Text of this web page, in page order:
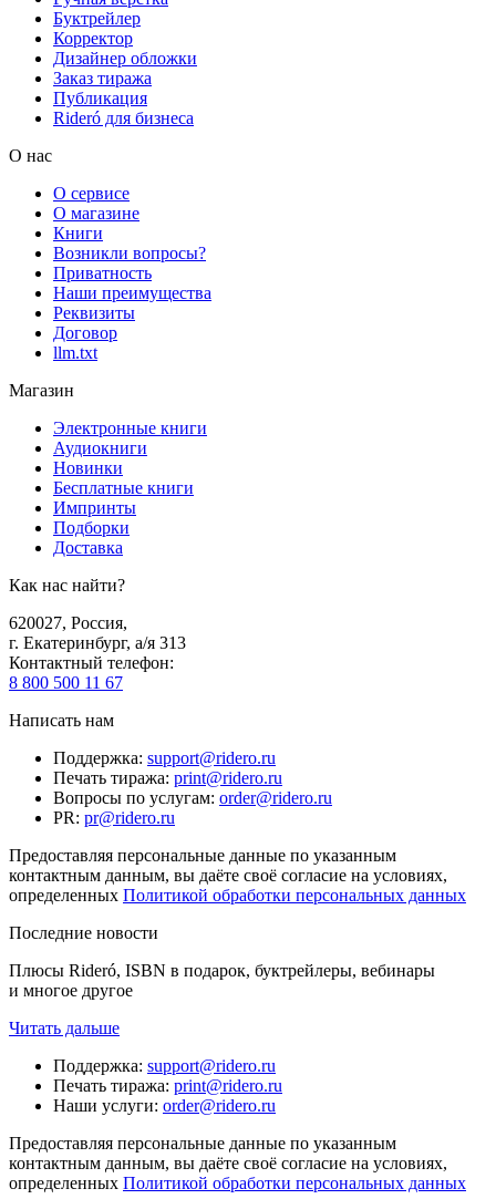
Буктрейлер
Корректор
Дизайнер обложки
Заказ тиража
Публикация
Rideró для бизнеса
О нас
О сервисе
О магазине
Книги
Возникли вопросы?
Приватность
Наши преимущества
Реквизиты
Договор
llm.txt
Магазин
Электронные книги
Аудиокниги
Новинки
Бесплатные книги
Импринты
Подборки
Доставка
Как нас найти?
620027, Россия,
г. Екатеринбург, а/я 313
Контактный телефон:
8 800 500 11 67
Написать нам
Поддержка: support@ridero.ru
Печать тиража: print@ridero.ru
Вопросы по услугам: order@ridero.ru
PR: pr@ridero.ru
Предоставляя персональные данные по указанным
контактным данным, вы даёте своё согласие на условиях,
определенных Политикой обработки персональных данных
Последние новости
Плюсы Rideró, ISBN в подарок, буктрейлеры, вебинары
и многое другое
Читать дальше
Поддержка: support@ridero.ru
Печать тиража: print@ridero.ru
Наши услуги: order@ridero.ru
Предоставляя персональные данные по указанным
контактным данным, вы даёте своё согласие на условиях,
определенных Политикой обработки персональных данных